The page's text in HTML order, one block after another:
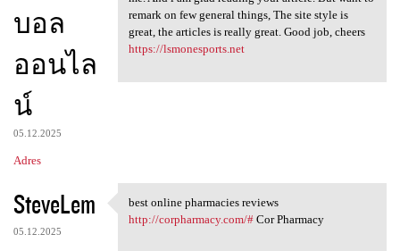
บอล
ออนไล
น์
05.12.2025
Adres
remark on few general things, The site style is
great, the articles is really great. Good job, cheers
https://lsmonesports.net
SteveLem
05.12.2025
best online pharmacies
best online pharmacies reviews
http://corpharmacy.com/#Cor Pharmacy